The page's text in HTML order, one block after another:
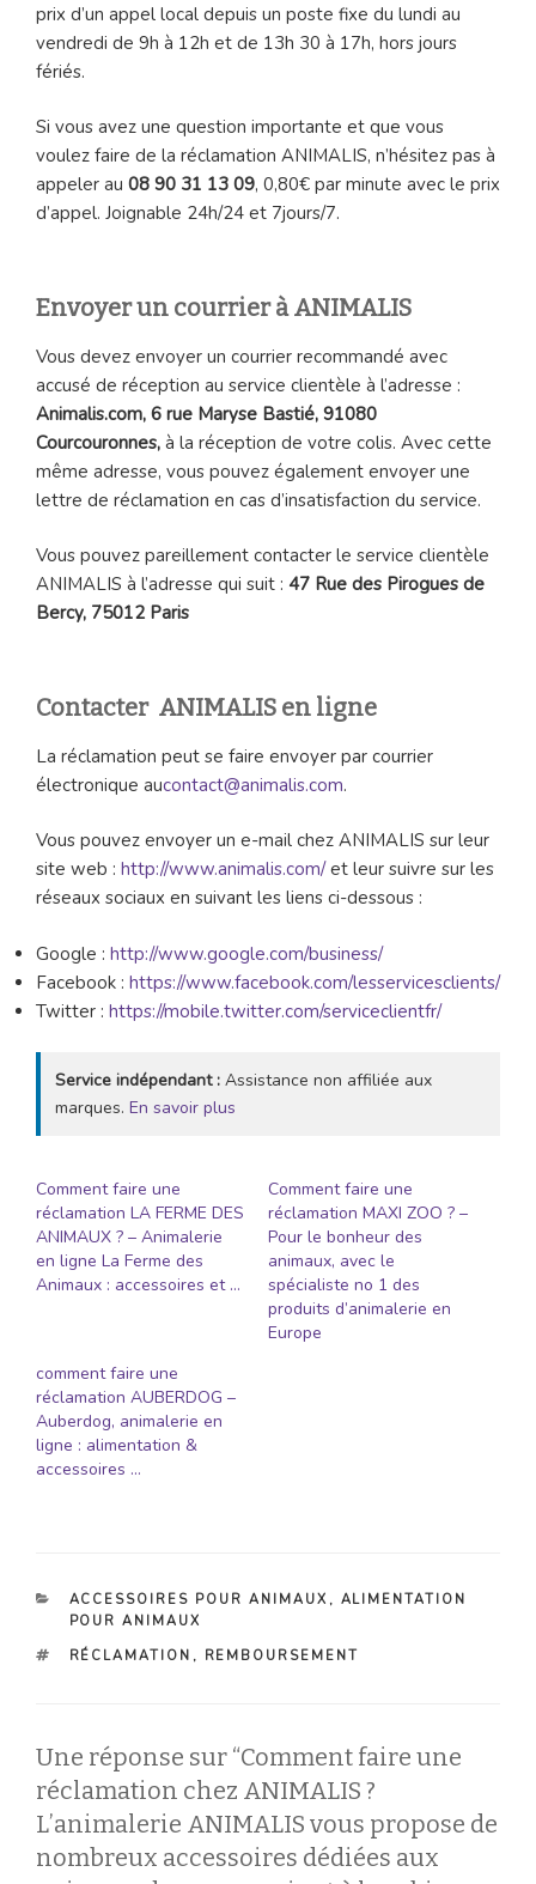
prix d’un appel local depuis un poste fixe du lundi au
vendredi de 9h à 12h et de 13h 30 à 17h, hors jours
fériés.
Si vous avez une question importante et que vous
voulez faire de la réclamation ANIMALIS, n’hésitez pas à
appeler au 08 90 31 13 09, 0,80€ par minute avec le prix
d’appel. Joignable 24h/24 et 7jours/7.
Envoyer un courrier à ANIMALIS
Vous devez envoyer un courrier recommandé avec
accusé de réception au service clientèle à l’adresse :
Animalis.com, 6 rue Maryse Bastié, 91080
Courcouronnes, à la réception de votre colis. Avec cette
même adresse, vous pouvez également envoyer une
lettre de réclamation en cas d’insatisfaction du service.
Vous pouvez pareillement contacter le service clientèle
ANIMALIS à l’adresse qui suit : 47 Rue des Pirogues de
Bercy, 75012 Paris
Contacter ANIMALIS en ligne
La réclamation peut se faire envoyer par courrier
électronique aucontact@animalis.com.
Vous pouvez envoyer un e-mail chez ANIMALIS sur leur
site web : http://www.animalis.com/et leur suivre sur les
réseaux sociaux en suivant les liens ci-dessous :
Google : http://www.google.com/business/
Facebook : https://www.facebook.com/lesservicesclients/
Twitter : https://mobile.twitter.com/serviceclientfr/
Service indépendant : Assistance non affiliée aux
marques. En savoir plus
Comment faire une
réclamation LA FERME DES
ANIMAUX ? – Animalerie
en ligne La Ferme des
Animaux : accessoires et …
Comment faire une
réclamation MAXI ZOO ? –
Pour le bonheur des
animaux, avec le
spécialiste no 1 des
produits d’animalerie en
Europe
comment faire une
réclamation AUBERDOG –
Auberdog, animalerie en
ligne : alimentation &
accessoires …
CATÉGORIES
ACCESSOIRES POUR ANIMAUX , ALIMENTATION
POUR ANIMAUX
ÉTIQUETTES
RÉCLAMATION , REMBOURSEMENT
Une réponse sur “Comment faire une
réclamation chez ANIMALIS ?
L’animalerie ANIMALIS vous propose de
nombreux accessoires dédiées aux